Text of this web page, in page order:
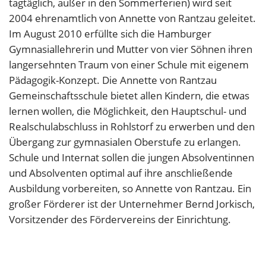
tagtäglich, außer in den Sommerferien) wird seit
2004 ehrenamtlich von Annette von Rantzau geleitet.
Im August 2010 erfüllte sich die Hamburger
Gymnasiallehrerin und Mutter von vier Söhnen ihren
langersehnten Traum von einer Schule mit eigenem
Pädagogik-Konzept. Die Annette von Rantzau
Gemeinschaftsschule bietet allen Kindern, die etwas
lernen wollen, die Möglichkeit, den Hauptschul- und
Realschulabschluss in Rohlstorf zu erwerben und den
Übergang zur gymnasialen Oberstufe zu erlangen.
Schule und Internat sollen die jungen Absolventinnen
und Absolventen optimal auf ihre anschließende
Ausbildung vorbereiten, so Annette von Rantzau. Ein
großer Förderer ist der Unternehmer Bernd Jorkisch,
Vorsitzender des Fördervereins der Einrichtung.